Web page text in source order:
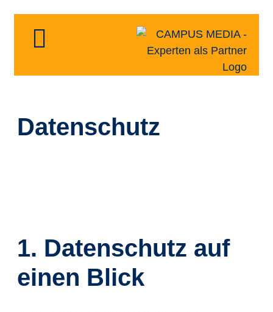
Datenschutz
1. Datenschutz auf
einen Blick